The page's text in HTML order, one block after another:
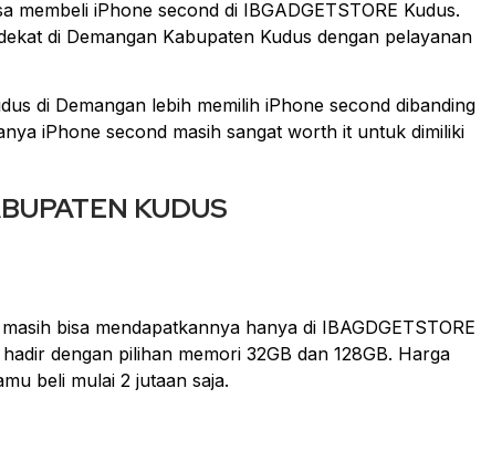
iPhone second di IBGADGETSTORE Kudus.
di Demangan Kabupaten Kudus dengan pelayanan
di Demangan lebih memilih iPhone second dibanding
iPhone second masih sangat worth it untuk dimiliki
KUDUS
bisa mendapatkannya hanya di IBAGDGETSTORE
dengan pilihan memori 32GB dan 128GB. Harga
beli mulai 2 jutaan saja.